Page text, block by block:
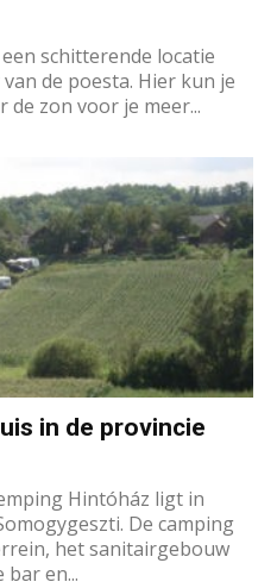
schitterende locatie
de poesta. Hier kun je
zon voor je meer...
in de provincie
Hintóház ligt in
De camping
het sanitairgebouw
en...